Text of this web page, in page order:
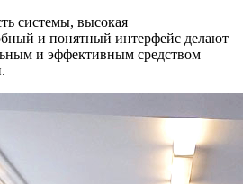
системы, высокая
и понятный интерфейс делают
и эффективным средством